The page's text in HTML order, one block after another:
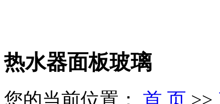
热水器面板玻璃
您的当前位置： 首 页 >>